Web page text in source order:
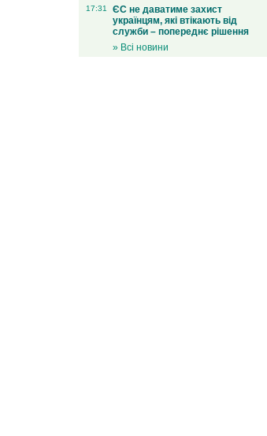
17:31
ЄС не даватиме захист
українцям, які втікають від
служби – попереднє рішення
» Всі новини